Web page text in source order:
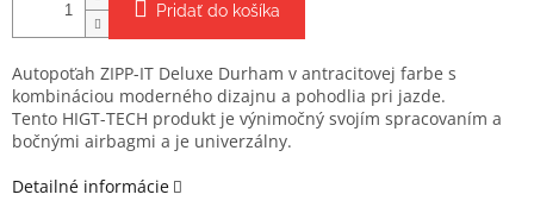
Pridať do košíka
Autopoťah ZIPP-IT Deluxe Durham v antracitovej farbe s
kombináciou moderného dizajnu a pohodlia pri jazde.
Tento HIGT-TECH produkt je výnimočný svojím spracovaním a
bočnými airbagmi a je univerzálny.
Detailné informácie